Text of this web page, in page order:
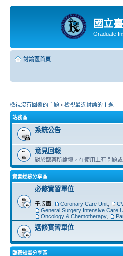
國立
Graduate
討論區首頁
檢視沒有回覆的主題 • 檢視最近討論的主題
站務區
系統公告
意見回報
對於臨藥所論壇，在使用上有問題
實習經驗分享區
必修實習單位
子版面: Coronary Care Unit
General Surgery Intensive Care
Oncology & Chemotherapy
選修實習單位
臨藥知識分享區